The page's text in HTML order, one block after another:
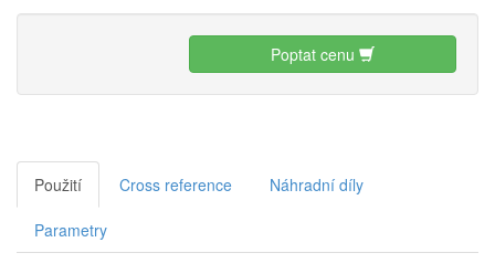
Poptat cenu
Použití Cross reference Náhradní díly
Parametry